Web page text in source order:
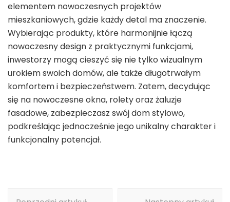
elementem nowoczesnych projektów
mieszkaniowych, gdzie każdy detal ma znaczenie.
Wybierając produkty, które harmonijnie łączą
nowoczesny design z praktycznymi funkcjami,
inwestorzy mogą cieszyć się nie tylko wizualnym
urokiem swoich domów, ale także długotrwałym
komfortem i bezpieczeństwem. Zatem, decydując
się na nowoczesne okna, rolety oraz żaluzje
fasadowe, zabezpieczasz swój dom stylowo,
podkreślając jednocześnie jego unikalny charakter i
funkcjonalny potencjał.